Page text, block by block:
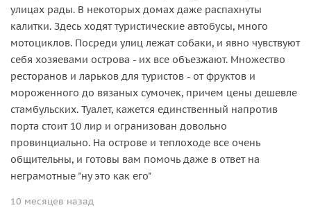
улицах рады. В некоторых домах даже распахнуты
калитки. Здесь ходят туристические автобусы, много
мотоциклов. Посреди улиц лежат собаки, и явно чувствуют
себя хозяевами острова - их все объезжают. Множество
ресторанов и ларьков для туристов - от фруктов и
мороженного до вязаных сумочек, причем цены дешевле
стамбульских. Туалет, кажется единственный напротив
порта стоит 10 лир и огранизован довольно
провинциально. На острове и теплоходе все очень
общительны, и готовы вам помочь даже в ответ на
неграмотные "ну это как его"
10 месяцев назад